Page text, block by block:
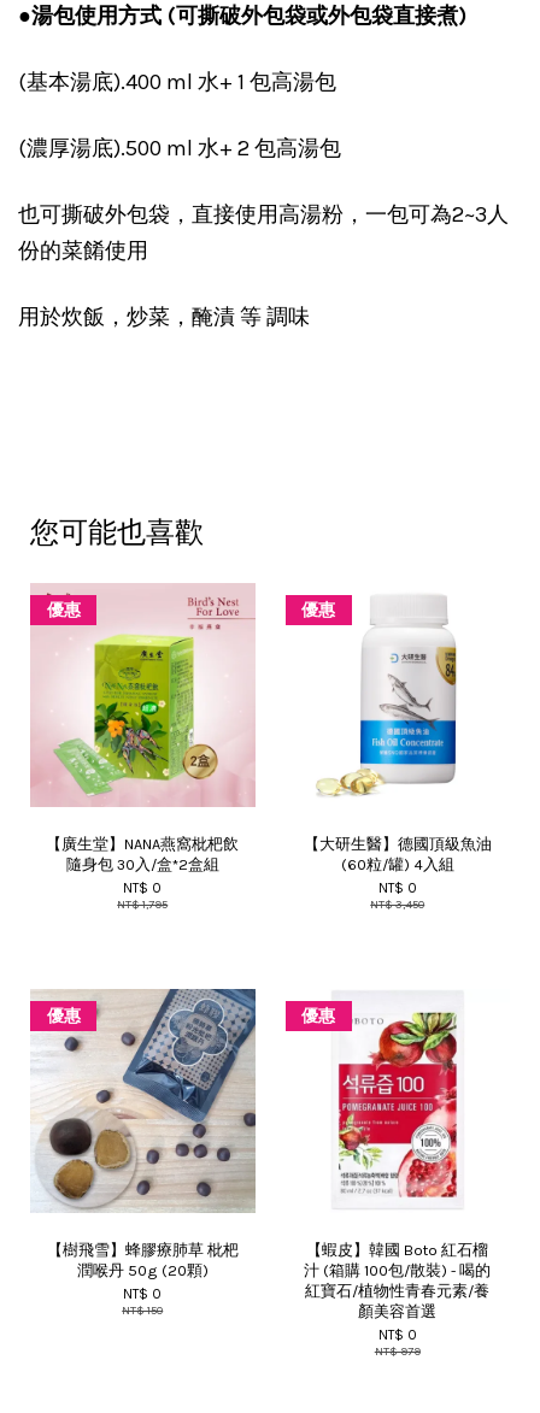
●湯包使用方式 (可撕破外包袋或外包袋直接煮)
(基本湯底).400 ml 水+ 1 包高湯包
(濃厚湯底).500 ml 水+ 2 包高湯包
也可撕破外包袋，直接使用高湯粉，一包可為2~3人
份的菜餚使用
用於炊飯，炒菜，醃漬 等 調味
您可能也喜歡
優惠
【廣生堂】NANA燕窩枇杷飲
隨身包 30入/盒*2盒組
NT$ 0
NT$ 1,795
優惠
【大研生醫】德國頂級魚油
(60粒/罐) 4入組
NT$ 0
NT$ 3,450
優惠
【樹飛雪】蜂膠療肺草 枇杷
潤喉丹 50g (20顆)
NT$ 0
NT$ 150
優惠
【蝦皮】韓國 Boto 紅石榴
汁 (箱購 100包/散裝) - 喝的
紅寶石/植物性青春元素/養
顏美容首選
NT$ 0
NT$ 979